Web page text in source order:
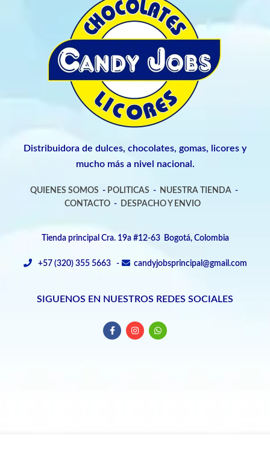
Distribuidora de dulces, chocolates, gomas, licores y
mucho más a nivel nacional.
QUIENES SOMOS - POLITICAS - NUESTRA TIENDA -
CONTACTO- DESPACHO Y ENVIO
Tienda principal Cra. 19a #12-63 Bogotá, Colombia
+57 (320) 355 5663 - candyjobsprincipal@gmail.com
SIGUENOS EN NUESTROS REDES SOCIALES